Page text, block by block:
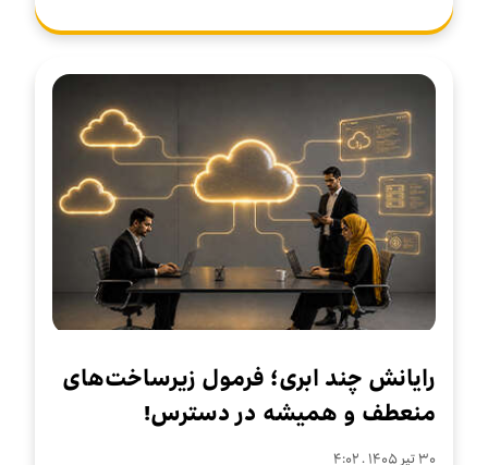
رایانش چند ابری؛ فرمول زیرساخت‌های
منعطف و همیشه در دسترس!
۳۰ تير ۱۴۰۵ . ۴:۰۲